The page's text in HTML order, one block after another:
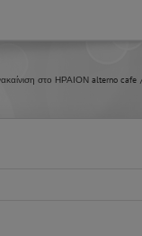
στο ΗΡΑΙΟΝ alterno cafe